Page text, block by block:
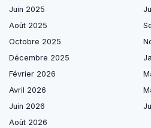
Juin 2025
Août 2025
Octobre 2025
Décembre 2025
Février 2026
Avril 2026
Juin 2026
Août 2026